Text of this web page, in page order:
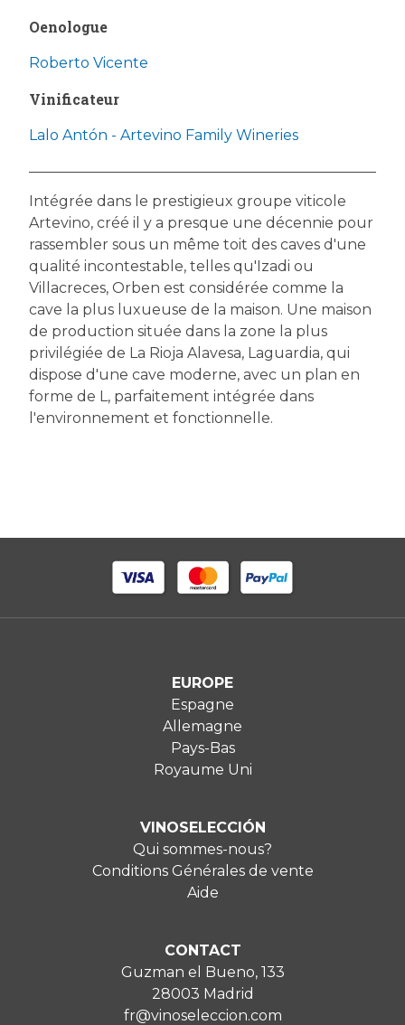
Oenologue
Roberto Vicente
Vinificateur
Lalo Antón - Artevino Family Wineries
Intégrée dans le prestigieux groupe viticole
Artevino, créé il y a presque une décennie pour
rassembler sous un même toit des caves d'une
qualité incontestable, telles qu'Izadi ou
Villacreces, Orben est considérée comme la
cave la plus luxueuse de la maison. Une maison
de production située dans la zone la plus
privilégiée de La Rioja Alavesa, Laguardia, qui
dispose d'une cave moderne, avec un plan en
forme de L, parfaitement intégrée dans
l'environnement et fonctionnelle.
EUROPE
Espagne
Allemagne
Pays-Bas
Royaume Uni
VINOSELECCIÓN
Qui sommes-nous?
Conditions Générales de vente
Aide
CONTACT
Guzman el Bueno, 133
28003 Madrid
fr@vinoseleccion.com